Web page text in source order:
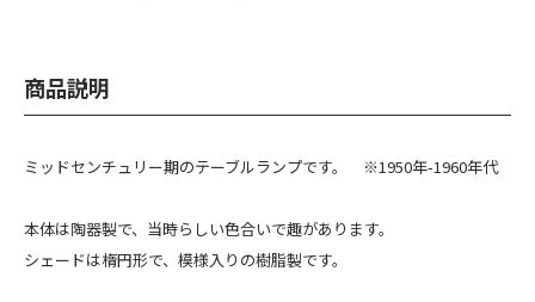
商品説明
ミッドセンチュリー期のテーブルランプです。 ※1950年-1960年代
本体は陶器製で、当時らしい色合いで趣があります。
シェードは楕円形で、模様入りの樹脂製です。